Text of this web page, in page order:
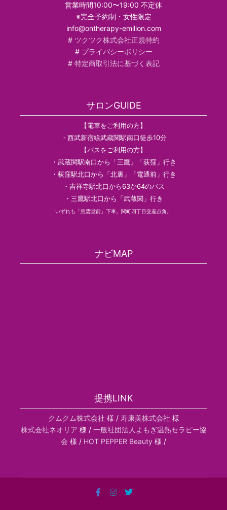
営業時間10:00〜19:00 不定休
※完全予約制・女性限定
info@ontherapy-emilion.com
# ツクツク株式会社正規特約
# プライバシーポリシー
# 特定商取引法に基づく表記
サロンGUIDE
【電車をご利用の方】
・西武新宿線武蔵関駅南口徒歩10分
【バスをご利用の方】
・武蔵関駅南口から「三鷹」「荻窪」行き
・荻窪駅北口から「北裏」「電通前」行き
・吉祥寺駅北口から63か64のバス
・三鷹駅北口から「武蔵関」行き
いずれも「慈雲堂前」下車。関町四丁目交差点角。
ナビMAP
提携LINK
クムクム株式会社 様 / 寿康美株式会社 様
株式会社ネオリア 様 / 一般社団法人よもぎ温熱セラピー協
会 様 / HOT PEPPER Beauty 様 /